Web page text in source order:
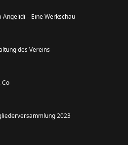
– Eine Werkschau
des Vereins
Co
2023